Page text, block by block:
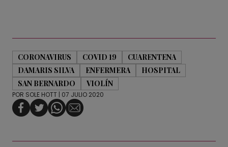
CORONAVIRUS COVID 19
CUARENTENA
DAMARIS SILVA
ENFERMERA
HOSPITAL
SAN BERNARDO
VIOLÍN
POR SOLE HOTT | 07 JULIO 2020